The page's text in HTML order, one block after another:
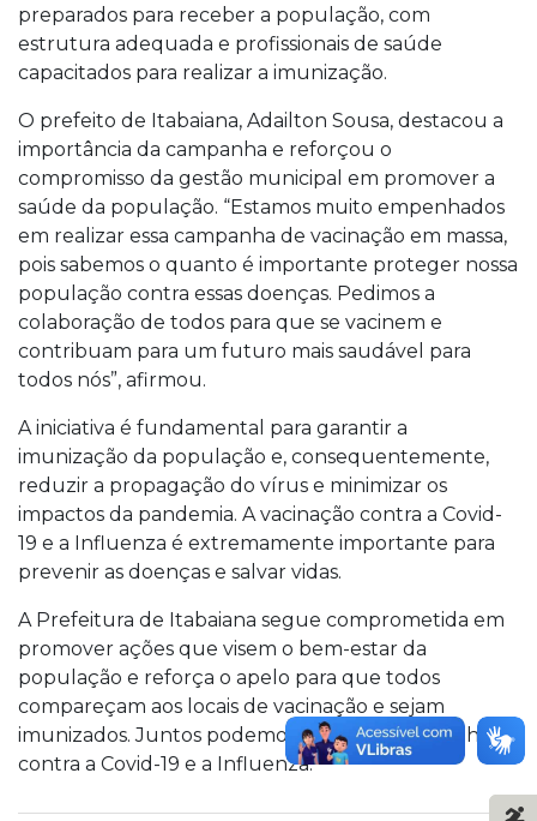
preparados para receber a população, com
estrutura adequada e profissionais de saúde
capacitados para realizar a imunização.
O prefeito de Itabaiana, Adailton Sousa, destacou a
importância da campanha e reforçou o
compromisso da gestão municipal em promover a
saúde da população. “Estamos muito empenhados
em realizar essa campanha de vacinação em massa,
pois sabemos o quanto é importante proteger nossa
população contra essas doenças. Pedimos a
colaboração de todos para que se vacinem e
contribuam para um futuro mais saudável para
todos nós”, afirmou.
A iniciativa é fundamental para garantir a
imunização da população e, consequentemente,
reduzir a propagação do vírus e minimizar os
impactos da pandemia. A vacinação contra a Covid-
19 e a Influenza é extremamente importante para
prevenir as doenças e salvar vidas.
A Prefeitura de Itabaiana segue comprometida em
promover ações que visem o bem-estar da
população e reforça o apelo para que todos
compareçam aos locais de vacinação e sejam
imunizados. Juntos podemos vencer essa batalha
contra a Covid-19 e a Influenza.